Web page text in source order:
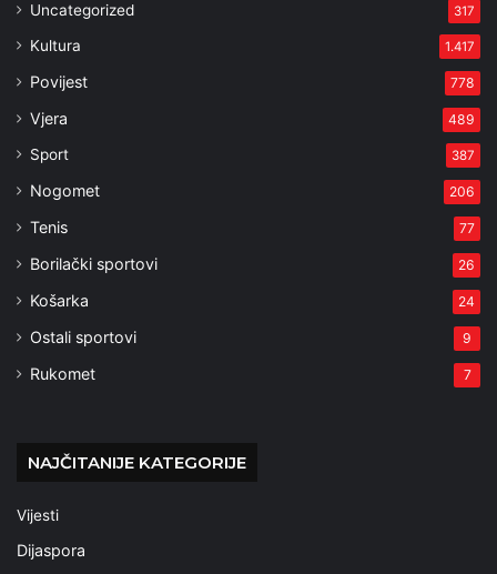
Uncategorized 317
Kultura 1.417
Povijest 778
Vjera 489
Sport 387
Nogomet 206
Tenis 77
Borilački sportovi 26
Košarka 24
Ostali sportovi 9
Rukomet 7
NAJČITANIJE KATEGORIJE
Vijesti
Dijaspora